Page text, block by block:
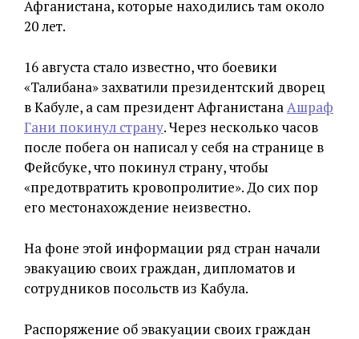
Афганистана, которые находились там около
20 лет.
16 августа стало известно, что боевики
«Талибана» захватили президентский дворец
в Кабуле, а сам президент АфганистанаАшраф
Гани покинул страну. Через несколько часов
после побега он написал у себя на странице в
Фейсбуке, что покинул страну, чтобы
«предотвратить кровопролитие». До сих пор
его местонахождение неизвестно.
На фоне этой информации ряд стран начали
эвакуацию своих граждан, дипломатов и
сотрудников посольств из Кабула.
Распоряжение об эвакуации своих граждан